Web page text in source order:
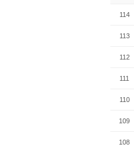
114
113
112
111
110
109
108